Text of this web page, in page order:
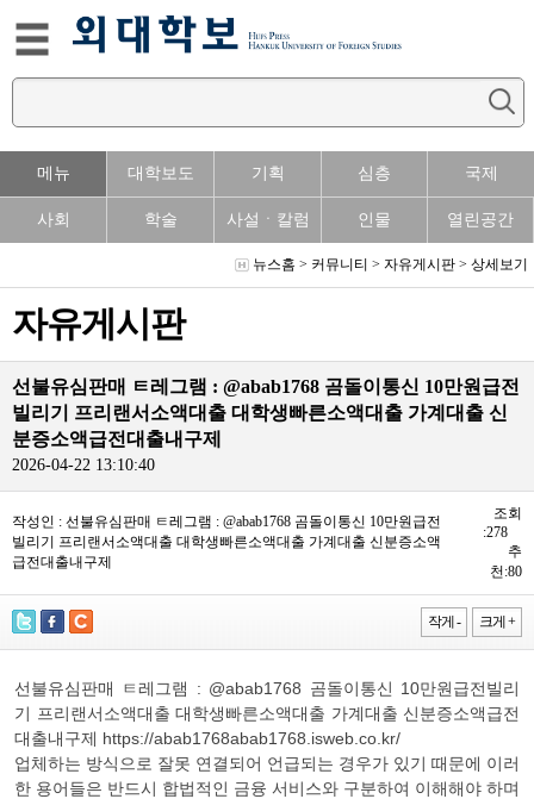
메뉴 대학보도 기획 심층 국제
사회 학술 사설ㆍ칼럼 인물 열린공간
뉴스홈 > 커뮤니티 > 자유게시판 > 상세보기
자유게시판
선불유심판매 ㅌ레그램 : @abab1768 곰돌이통신 10만원급전
빌리기 프리랜서소액대출 대학생빠른소액대출 가계대출 신
분증소액급전대출내구제
2026-04-22 13:10:40
작성인 : 선불유심판매 ㅌ레그램 : @abab1768 곰돌이통신 10만원급전
빌리기 프리랜서소액대출 대학생빠른소액대출 가계대출 신분증소액
급전대출내구제
조회
:278
추
천:80
작게 - 크게 +
선불유심판매 ㅌ레그램 : @abab1768 곰돌이통신 10만원급전빌리
기 프리랜서소액대출 대학생빠른소액대출 가계대출 신분증소액급전
대출내구제 https://abab1768abab1768.isweb.co.kr/
업체하는 방식으로 잘못 연결되어 언급되는 경우가 있기 때문에 이러
한 용어들은 반드시 합법적인 금융 서비스와 구분하여 이해해야 하며